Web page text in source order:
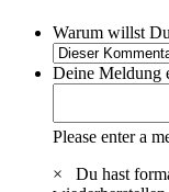
Warum willst
Deine Meldung
Please enter a
×
Du hast